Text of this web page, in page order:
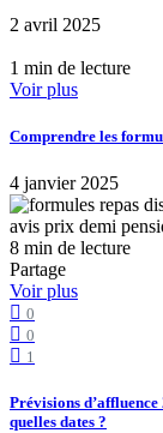
2 avril 2025
1 min de lecture
Voir plus
Comprendre les
4 janvier 2025
8 min de lecture
Partage
Voir plus
0
0
1
Prévisions
quelles dates ?